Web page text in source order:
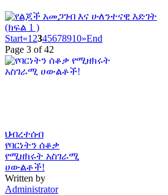
Start«1 2345678910»End
Page 3 of 42
ህብረተሰብ
የባርነትን ሰቆቃ
የሚዘክሩት አስገራሚ
ሀውልቶች!
Written by
Administrator